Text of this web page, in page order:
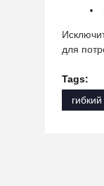
для
Tags: